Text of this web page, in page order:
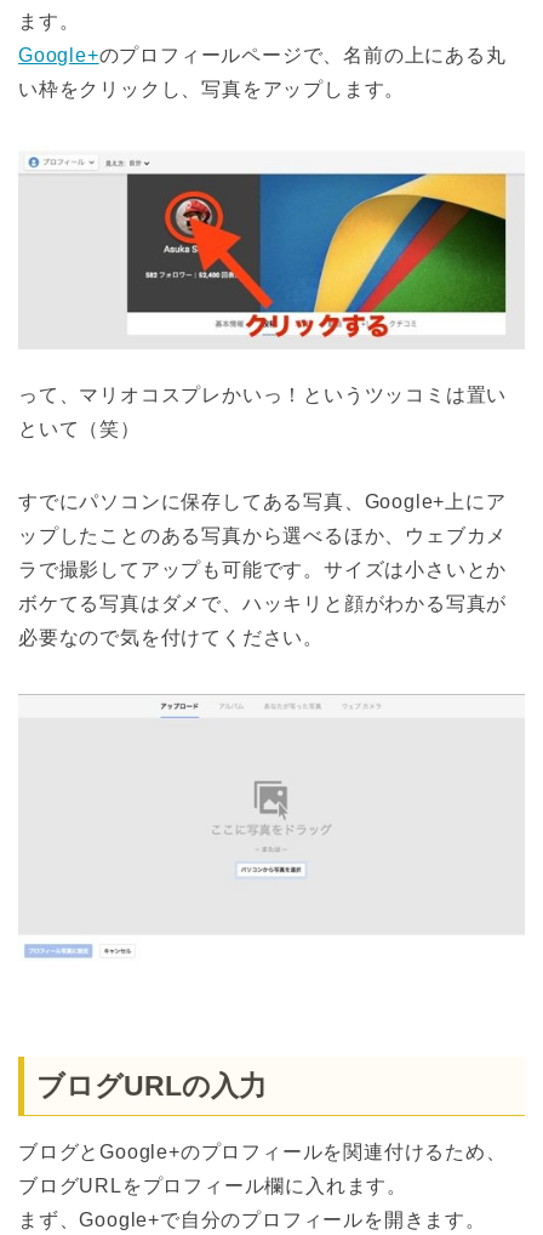
ます。
Google+のプロフィールページで、名前の上にある丸
い枠をクリックし、写真をアップします。
って、マリオコスプレかいっ！というツッコミは置い
といて（笑）
すでにパソコンに保存してある写真、Google+上にア
ップしたことのある写真から選べるほか、ウェブカメ
ラで撮影してアップも可能です。サイズは小さいとか
ボケてる写真はダメで、ハッキリと顔がわかる写真が
必要なので気を付けてください。
ブログURLの入力
ブログとGoogle+のプロフィールを関連付けるため、
ブログURLをプロフィール欄に入れます。
まず、Google+で自分のプロフィールを開きます。